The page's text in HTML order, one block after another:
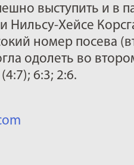
выступить и в
Нильсу-Хейсе
номер посева
одолеть во
6:3; 2:6.